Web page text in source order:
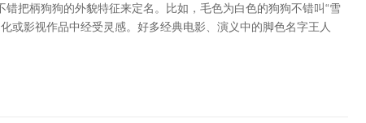
把柄狗狗的外貌特征来定名。比如，毛色为白色的狗狗不错叫“雪
或影视作品中经受灵感。好多经典电影、演义中的脚色名字王人